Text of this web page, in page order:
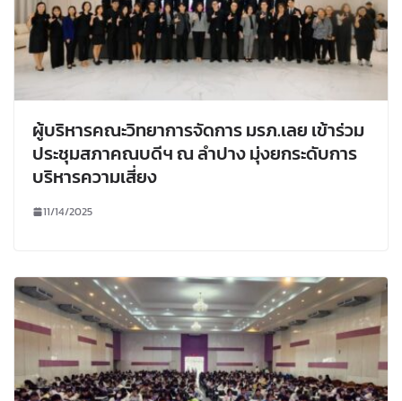
ผู้บริหารคณะวิทยาการจัดการ มรภ.เลย เข้าร่วม
ประชุมสภาคณบดีฯ ณ ลำปาง มุ่งยกระดับการ
บริหารความเสี่ยง
11/14/2025